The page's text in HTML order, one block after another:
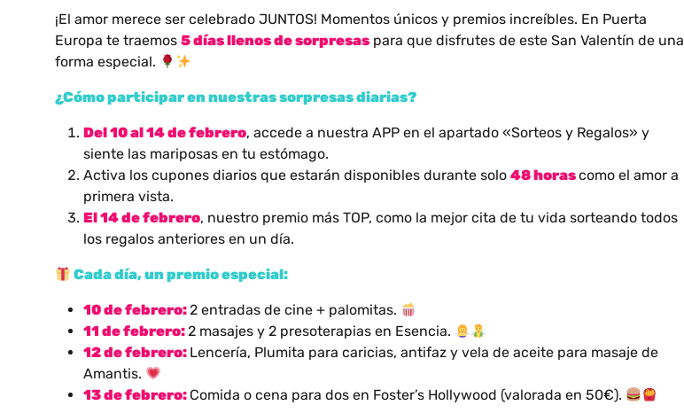
¡El amor merece ser celebrado JUNTOS! Momentos únicos y premios increíbles. En Puerta
Europa te traemos 5 días llenos de sorpresas para que disfrutes de este San Valentín de una
forma especial.
¿Cómo participar en nuestras sorpresas diarias?
Del 10 al 14 de febrero, accede a nuestra APP en el apartado «Sorteos y Regalos» y
siente las mariposas en tu estómago.
Activa los cupones diarios que estarán disponibles durante solo 48 horascomo el amor a
primera vista.
El 14 de febrero, nuestro premio más TOP, como la mejor cita de tu vida sorteando todos
los regalos anteriores en un día.
Cada día, un premio especial:
10 de febrero:2 entradas de cine + palomitas.
11 de febrero:2 masajes y 2 presoterapias en Esencia.
12 de febrero: Lencería, Plumita para caricias, antifaz y vela de aceite para masaje de
Amantis.
13 de febrero: Comida o cena para dos en Foster’s Hollywood (valorada en 50€).